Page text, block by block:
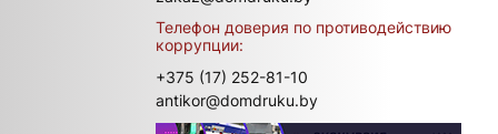
Телефон доверия по противодействию
коррупции:
+375 (17) 252-81-10
antikor@domdruku.by